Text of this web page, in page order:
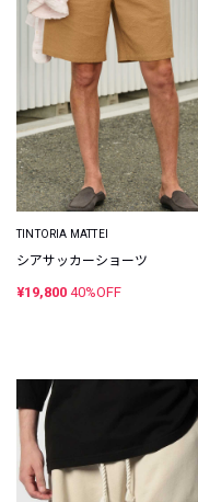
TINTORIA MATTEI
シアサッカーショーツ
¥19,800 40%OFF